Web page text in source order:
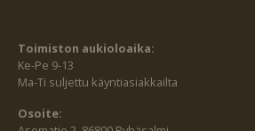
Toimiston aukioloaika:
Ke-Pe 9-13
Ma-Ti suljettu käyntiasiakkailta
Osoite: